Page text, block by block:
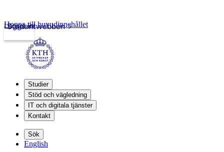
Studentwebben
Logga in
Hoppa till huvudinnehållet
Studier
Stöd och vägledning
IT och digitala tjänster
Kontakt
Sök
English